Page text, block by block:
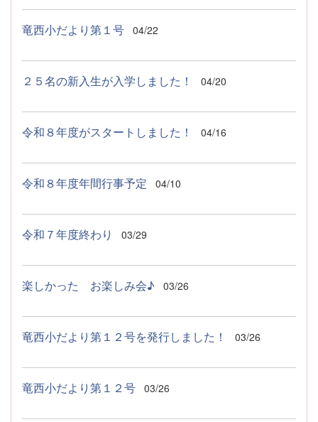
竜西小だより第１号 04/22
２５名の新入生が入学しました！ 04/20
令和８年度がスタートしました！ 04/16
令和８年度年間行事予定 04/10
令和７年度終わり 03/29
楽しかった お楽しみ会♪ 03/26
竜西小だより第１２号を発行しました！ 03/26
竜西小だより第１２号 03/26